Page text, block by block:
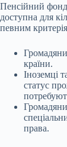
Пенсійний
доступна для
певним
країни.
Іноземці
статус
Громадяни
права.